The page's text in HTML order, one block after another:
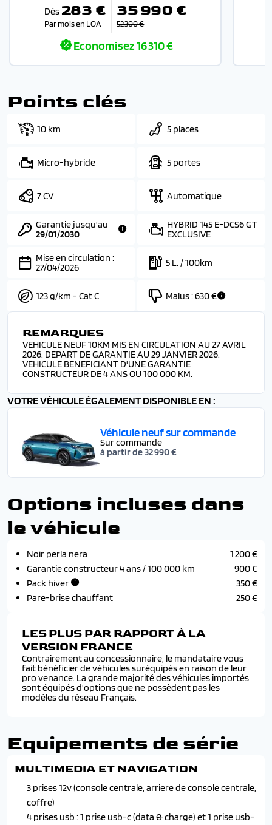
Dès 283 €
Par mois en LOA
35 990 €
52 300 €
Economisez16 310 €
Points clés
10 km 5 places
Micro-hybride 5 portes
7 CV Automatique
Garantie jusqu'au
29/01/2030
HYBRID 145 E-DCS6 GT
EXCLUSIVE
Mise en circulation :
27/04/2026
5 L. / 100km
123 g/km - Cat C Malus :630 €
REMARQUES
VEHICULE NEUF 10KM MIS EN CIRCULATION AU 27 AVRIL
2026. DEPART DE GARANTIE AU 29 JANVIER 2026.
VEHICULE BENEFICIANT D'UNE GARANTIE
CONSTRUCTEUR DE 4 ANS OU 100 000 KM.
VOTRE VÉHICULE ÉGALEMENT DISPONIBLE EN :
Véhicule neuf sur commande
Sur commande
à partir de 32 990 €
Options incluses dans
le véhicule
Noir perla nera
1 200 €
Garantie constructeur 4 ans / 100 000 km
900 €
Pack hiver
350 €
Pare-brise chauffant
250 €
LES PLUS PAR RAPPORT À LA
VERSION FRANCE
Contrairement au concessionnaire, le mandataire vous
fait bénéficier de véhicules suréquipés en raison de leur
pro venance. La grande majorité des véhicules importés
sont équipés d'options que ne possèdent pas les
modèles du réseau Français.
Equipements de série
MULTIMEDIA ET NAVIGATION
3 prises 12v (console centrale, arriere de console centrale,
coffre)
4 prises usb : 1 prise usb-c (data & charge) et 1 prise usb-